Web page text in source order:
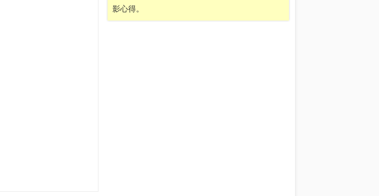
影心得。